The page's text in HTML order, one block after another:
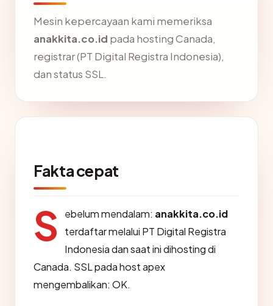
Mesin kepercayaan kami memeriksa
anakkita.co.id pada hosting Canada,
registrar (PT Digital Registra Indonesia),
dan status SSL.
Fakta cepat
S ebelum mendalam: anakkita.co.id
terdaftar melalui PT Digital Registra
Indonesia dan saat ini dihosting di
Canada. SSL pada host apex
mengembalikan: OK.